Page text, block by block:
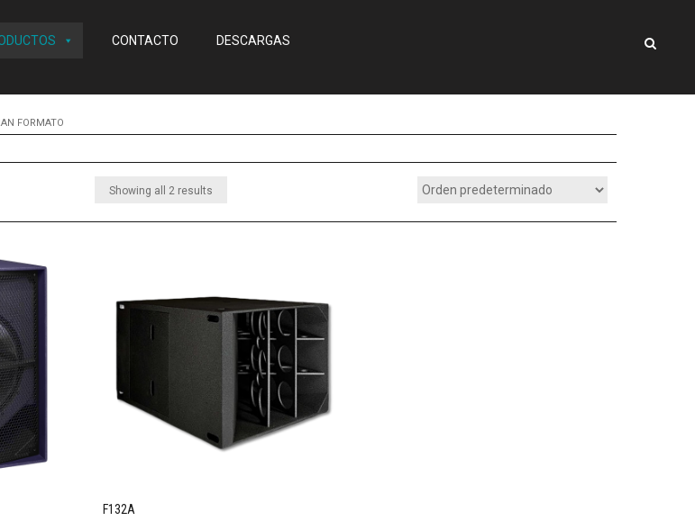
CONTACTO DESCARGAS
FORMATO
Showing all 2 results
F132A